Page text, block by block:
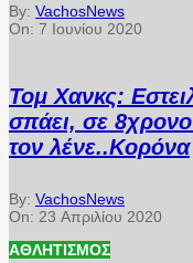
By: VachosNews
On: 7 Ιουνίου 2020
Τομ Χανκς:
σπάει, σε
τον λένε..Κορόνα
By: VachosNews
On: 23 Απριλίου 2020
ΑΘΛΗΤΙΣΜΌΣ